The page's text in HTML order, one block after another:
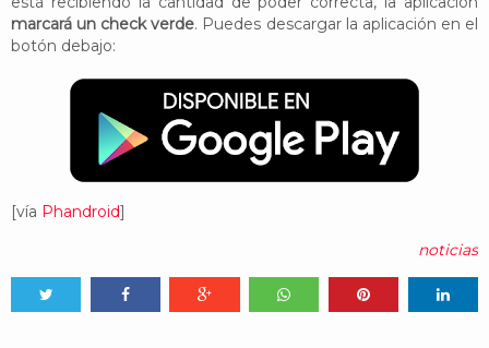
marcará un check verde. Puedes descargar la aplicación en el
botón debajo:
[vía Phandroid]
noticias